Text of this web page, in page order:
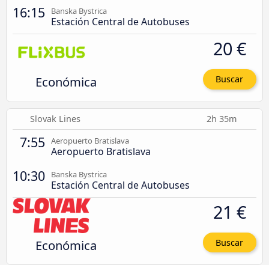
16:15 Banska Bystrica
Estación Central de Autobuses
Económica
20 €
Buscar
Slovak Lines 2h 35m
7:55 Aeropuerto Bratislava
Aeropuerto Bratislava
10:30 Banska Bystrica
Estación Central de Autobuses
Económica
21 €
Buscar